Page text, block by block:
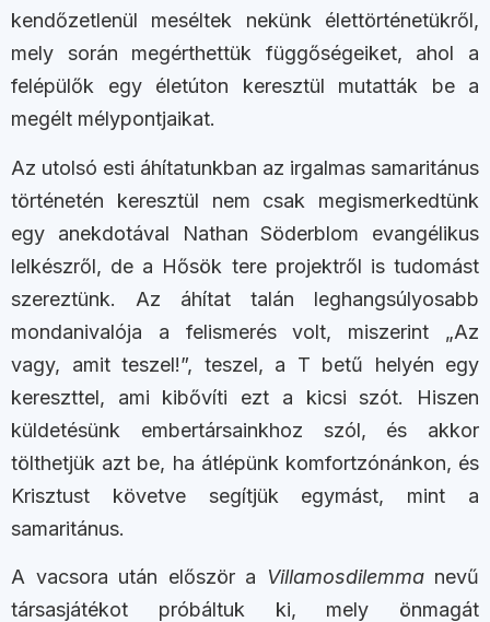
kendőzetlenül meséltek nekünk élettörténetükről,
mely során megérthettük függőségeiket, ahol a
felépülők egy életúton keresztül mutatták be a
megélt mélypontjaikat.
Az utolsó esti áhítatunkban az irgalmas samaritánus
történetén keresztül nem csak megismerkedtünk
egy anekdotával Nathan Söderblom evangélikus
lelkészről, de a Hősök tere projektről is tudomást
szereztünk. Az áhítat talán leghangsúlyosabb
mondanivalója a felismerés volt, miszerint „Az
vagy, amit teszel!”, teszel, a T betű helyén egy
kereszttel, ami kibővíti ezt a kicsi szót. Hiszen
küldetésünk embertársainkhoz szól, és akkor
tölthetjük azt be, ha átlépünk komfortzónánkon, és
Krisztust követve segítjük egymást, mint a
samaritánus.
A vacsora után először a Villamosdilemmanevű
társasjátékot próbáltuk ki, mely önmagát